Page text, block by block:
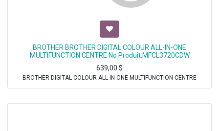
BROTHER BROTHER DIGITAL COLOUR ALL-IN-ONE
MULTIFUNCTION CENTRE No Produit:MFCL3720CDW
639,00 $
BROTHER DIGITAL COLOUR ALL-IN-ONE MULTIFUNCTION CENTRE